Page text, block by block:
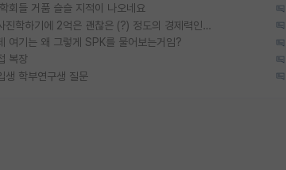
회들 거품 슬슬 지적이 나오네요
박사진학하기에 2억은 괜찮은 (?) 정도의 경제력인가요
여기는 왜 그렇게 SPK를 물어보는거임?
복장
생 학부연구생 질문